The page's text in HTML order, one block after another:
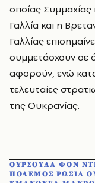
οποίας Συμμαχίας
Γαλλία και η
Γαλλίας
συμμετάσχουν σε
αφορούν, ενώ
τελευταίες
της Ουκρανίας.
ΟΥΡΣΟΥΛΑ ΦΟΝ
ΠΟΛΕΜΟΣ ΡΩΣΙΑ